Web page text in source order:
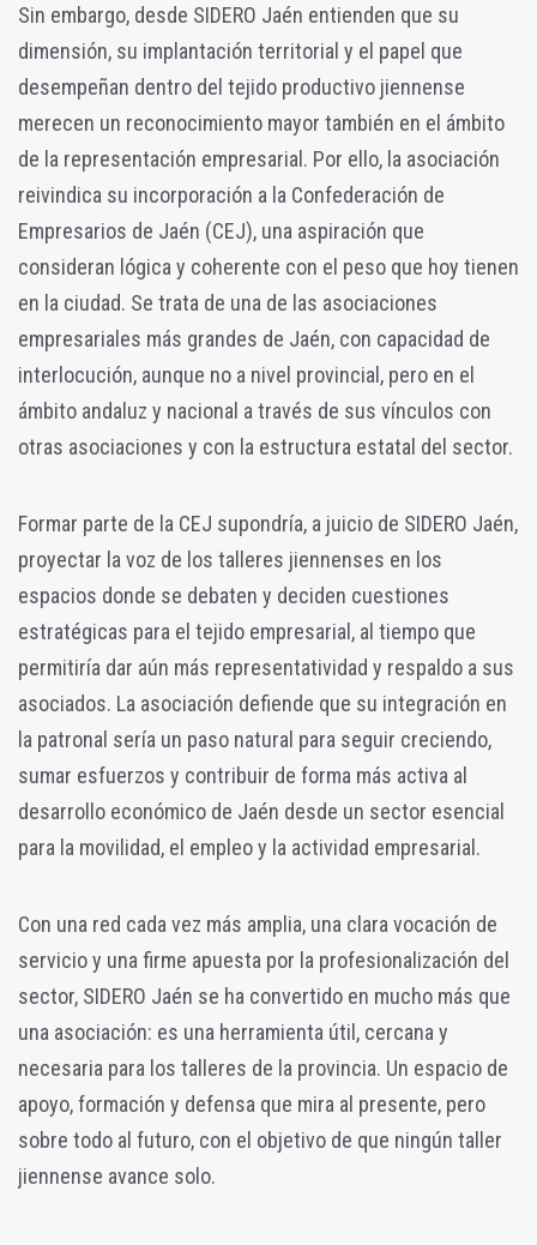
Sin embargo, desde SIDERO Jaén entienden que su
dimensión, su implantación territorial y el papel que
desempeñan dentro del tejido productivo jiennense
merecen un reconocimiento mayor también en el ámbito
de la representación empresarial. Por ello, la asociación
reivindica su incorporación a la Confederación de
Empresarios de Jaén (CEJ), una aspiración que
consideran lógica y coherente con el peso que hoy tienen
en la ciudad. Se trata de una de las asociaciones
empresariales más grandes de Jaén, con capacidad de
interlocución, aunque no a nivel provincial, pero en el
ámbito andaluz y nacional a través de sus vínculos con
otras asociaciones y con la estructura estatal del sector.
Formar parte de la CEJ supondría, a juicio de SIDERO Jaén,
proyectar la voz de los talleres jiennenses en los
espacios donde se debaten y deciden cuestiones
estratégicas para el tejido empresarial, al tiempo que
permitiría dar aún más representatividad y respaldo a sus
asociados. La asociación defiende que su integración en
la patronal sería un paso natural para seguir creciendo,
sumar esfuerzos y contribuir de forma más activa al
desarrollo económico de Jaén desde un sector esencial
para la movilidad, el empleo y la actividad empresarial.
Con una red cada vez más amplia, una clara vocación de
servicio y una firme apuesta por la profesionalización del
sector, SIDERO Jaén se ha convertido en mucho más que
una asociación: es una herramienta útil, cercana y
necesaria para los talleres de la provincia. Un espacio de
apoyo, formación y defensa que mira al presente, pero
sobre todo al futuro, con el objetivo de que ningún taller
jiennense avance solo.